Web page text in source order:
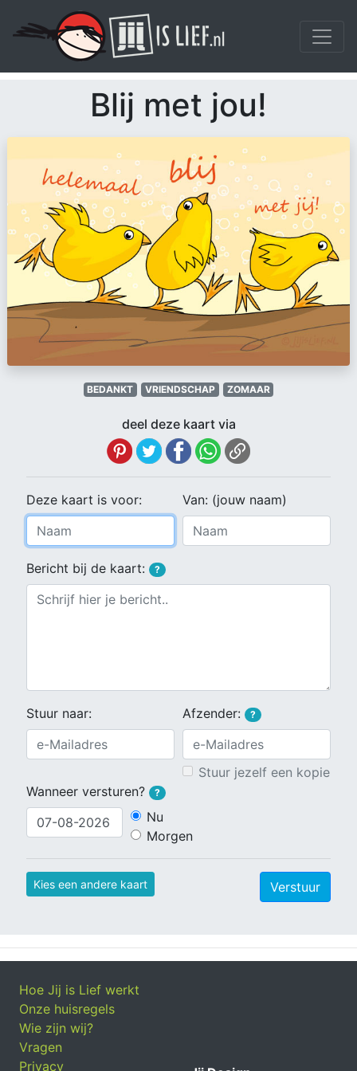
Blij met jou!
BEDANKT VRIENDSCHAP ZOMAAR
deel deze kaart via
Deze kaart is voor: Van: (jouw naam)
Bericht bij de kaart: ?
Stuur naar: Afzender: ?
Stuur jezelf een kopie
Wanneer versturen?
?
Nu
Morgen
Kies een andere kaart Verstuur
Hoe Jij is Lief werkt
Onze huisregels
Wie zijn wij?
Vragen
Privacy